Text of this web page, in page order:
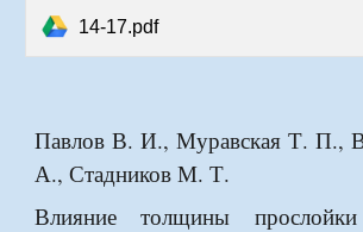
14-17.pdf
Павлов В. И., Муравская Т. П.,
А., Стадников М. Т.
Влияние толщины